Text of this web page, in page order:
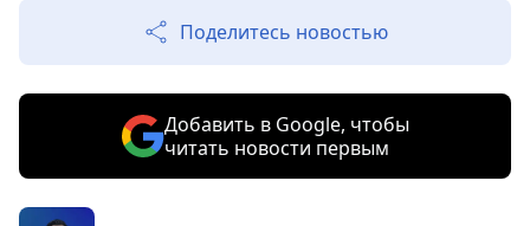
Поделитесь новостью
Добавить в Google, чтобы
читать новости первым